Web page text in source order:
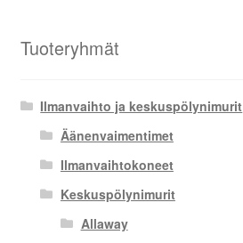
Tuoteryhmät
Ilmanvaihto ja keskuspölynimurit
Äänenvaimentimet
Ilmanvaihtokoneet
Keskuspölynimurit
Allaway